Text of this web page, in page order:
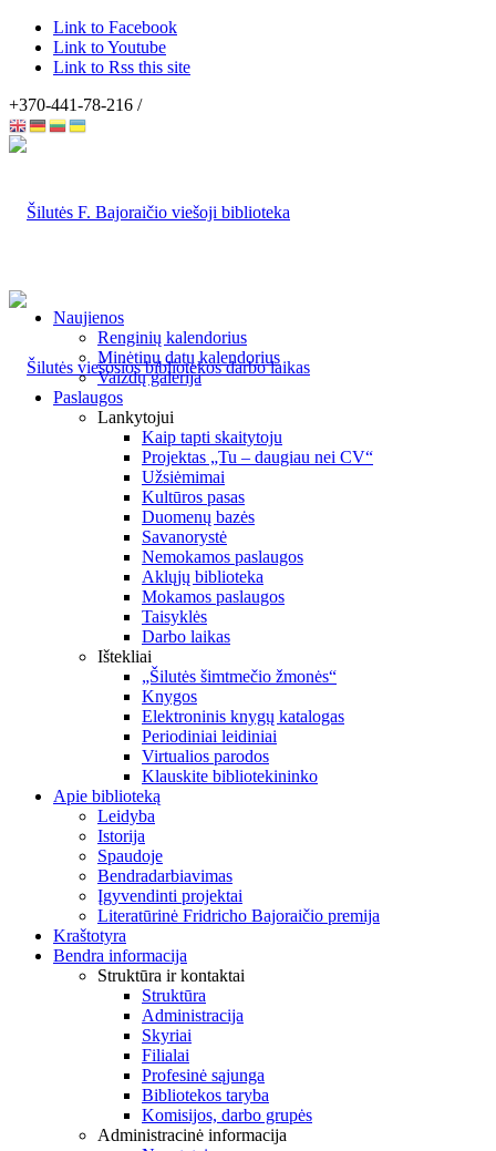
Link to Facebook
Link to Youtube
Link to Rss this site
+370-441-78-216 /
Naujienos
Renginių kalendorius
Minėtinų datų kalendorius
Vaizdų galerija
Paslaugos
Lankytojui
Kaip tapti skaitytoju
Projektas „Tu – daugiau nei CV“
Užsiėmimai
Kultūros pasas
Duomenų bazės
Savanorystė
Nemokamos paslaugos
Aklųjų biblioteka
Mokamos paslaugos
Taisyklės
Darbo laikas
Ištekliai
„Šilutės šimtmečio žmonės“
Knygos
Elektroninis knygų katalogas
Periodiniai leidiniai
Virtualios parodos
Klauskite bibliotekininko
Apie biblioteką
Leidyba
Istorija
Spaudoje
Bendradarbiavimas
Įgyvendinti projektai
Literatūrinė Fridricho Bajoraičio premija
Kraštotyra
Bendra informacija
Struktūra ir kontaktai
Struktūra
Administracija
Skyriai
Filialai
Profesinė sąjunga
Bibliotekos taryba
Komisijos, darbo grupės
Administracinė informacija